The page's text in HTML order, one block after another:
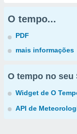
O tempo...
PDF
mais informações
O tempo no seu
Widget de O
API de